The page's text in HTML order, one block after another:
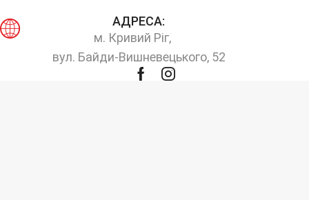
АДРЕСА:
м. Кривий Ріг,
вул. Байди-Вишневецького, 52
FacebookInstagram